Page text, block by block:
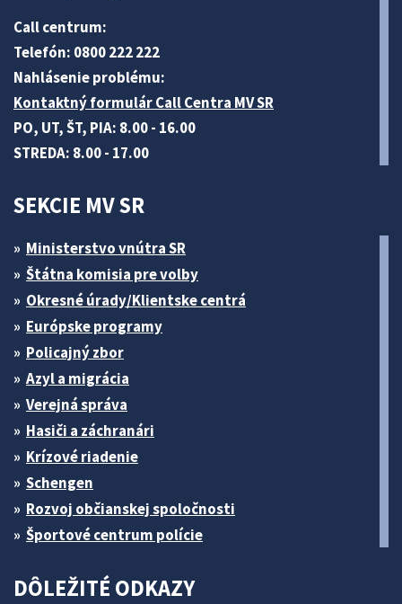
Call centrum:
Telefón: 0800 222 222
Nahlásenie problému:
Kontaktný formulár Call Centra MV SR
PO, UT, ŠT, PIA: 8.00 - 16.00
STREDA: 8.00 - 17.00
SEKCIE MV SR
Ministerstvo vnútra SR
Štátna komisia pre volby
Okresné úrady/Klientske centrá
Európske programy
Policajný zbor
Azyl a migrácia
Verejná správa
Hasiči a záchranári
Krízové riadenie
Schengen
Rozvoj občianskej spoločnosti
Športové centrum polície
DÔLEŽITÉ ODKAZY